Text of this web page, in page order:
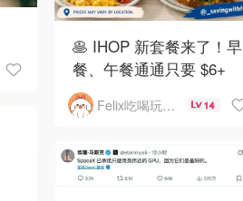
🥞 IHOP 新套餐来了！早
餐、午餐通通只要 $6+
Felix吃喝玩乐不破产 14